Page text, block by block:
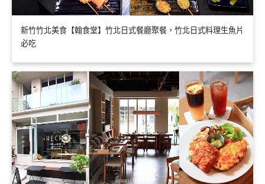
新竹竹北美食【翰食堂】竹北日式餐廳聚餐，竹北日式料理生魚片
必吃